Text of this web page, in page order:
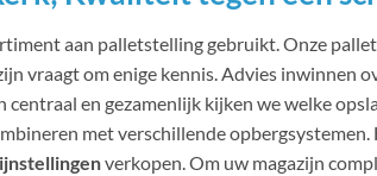
aan palletstelling gebruikt. Onze
vraagt om enige kennis. Advies inwinnen
centraal en gezamenlijk kijken we welke
met verschillende
verkopen. Om uw magazijn